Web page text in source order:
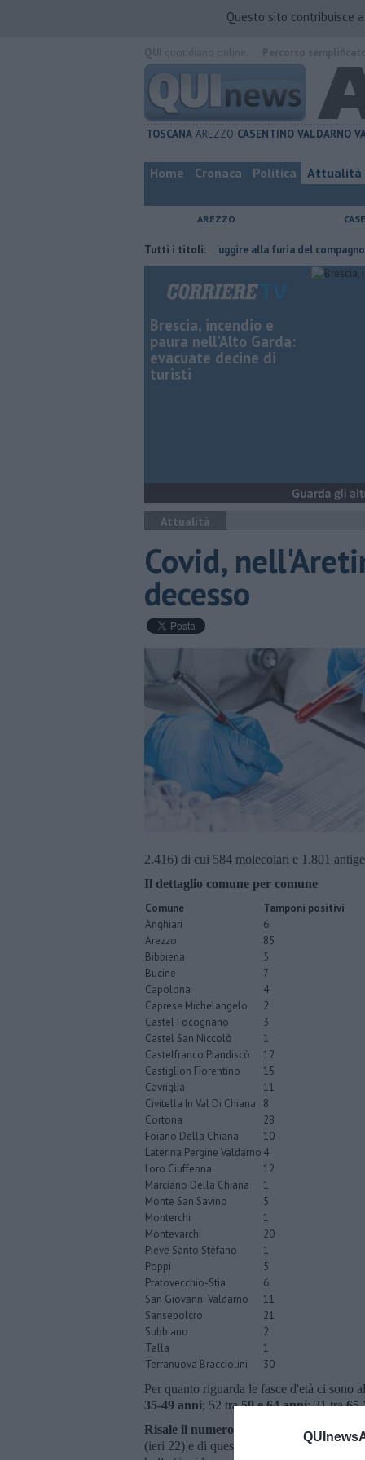
Questo sito contribuisce
TOSCANA AREZZO CASENTINO VALDARNO
Home Cronaca Politica Attualità
AREZZO
Tutti i titoli:
Nascosta in un bar per sfuggire alla furia del compagno
Brescia, incendio e
paura nell'Alto Garda:
evacuate decine di
turisti
Attualità
Covid,
decesso
2.416) di cui 584 molecolari e 1.801
Il dettaglio comune per comune
Comune
Tamponi positivi
Anghiari
6
Arezzo
85
Bibbiena
5
Bucine
7
Capolona
4
Caprese Michelangelo
2
Castel Focognano
3
Castel San Niccolò
1
Castelfranco Piandiscò
12
Castiglion Fiorentino
15
Cavriglia
11
Civitella In Val Di Chiana
8
Cortona
28
Foiano Della Chiana
10
Laterina Pergine Valdarno 4
Loro Ciuffenna
12
Marciano Della Chiana
1
Monte San Savino
5
Monterchi
1
Montevarchi
20
Pieve Santo Stefano
1
Poppi
5
Pratovecchio-Stia
6
San Giovanni Valdarno
11
Sansepolcro
21
Subbiano
2
Talla
1
Terranuova Bracciolini
30
Per quanto riguarda le fasce d'età ci sono
35-49 anni; 52 tra50 e 64 anni; 31 tra
Risale il numero complessivo dei
(ieri 22) e di questi 4 (ieri 3) si trovano in